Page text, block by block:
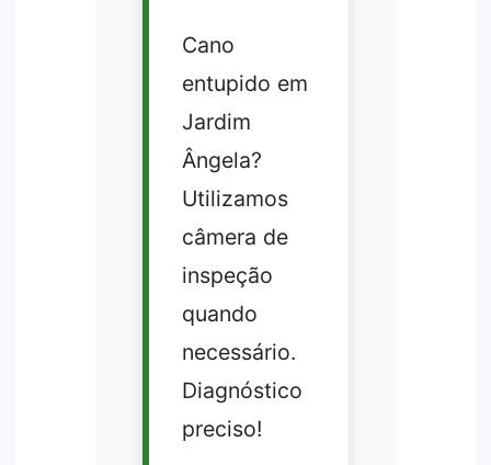
Cano
entupido em
Jardim
Ângela?
Utilizamos
câmera de
inspeção
quando
necessário.
Diagnóstico
preciso!